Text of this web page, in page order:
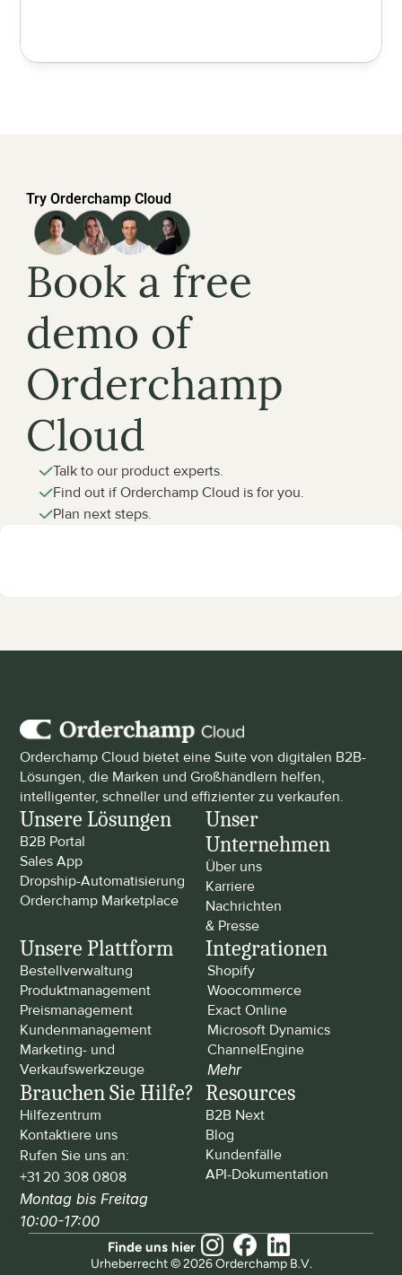
Try Orderchamp Cloud
Book a free
demo of
Orderchamp
Cloud
Talk to our product experts.
Find out if Orderchamp Cloud is for you.
Plan next steps.
Orderchamp Cloud bietet eine Suite von digitalen B2B-
Lösungen, die Marken und Großhändlern helfen,
intelligenter, schneller und effizienter zu verkaufen.
Unsere Lösungen
B2B Portal
Sales App
Dropship-Automatisierung
Orderchamp Marketplace
Unser
Unternehmen
Über uns
Karriere
Nachrichten
& Presse
Unsere Plattform
Bestellverwaltung
Produktmanagement
Preismanagement
Kundenmanagement
Marketing- und
Verkaufswerkzeuge
Integrationen
Shopify
Woocommerce
Exact Online
Microsoft Dynamics
ChannelEngine
Mehr
Brauchen Sie Hilfe?
Hilfezentrum
Kontaktiere uns
Rufen Sie uns an:
+31 20 308 0808
Montag bis Freitag
10:00-17:00
Resources
B2B Next
Blog
Kundenfälle
API-Dokumentation
Urheberrecht © 2026 Orderchamp B.V.
Finde uns hier